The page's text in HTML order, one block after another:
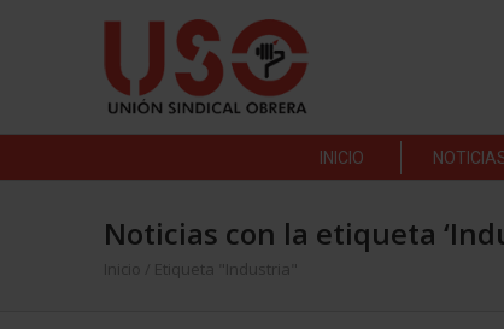
INICIO
Noticias con la etiqueta
Inicio Etiqueta "Industria"